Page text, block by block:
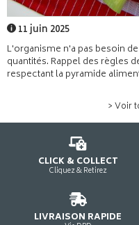
11 juin 2025
L'organisme n'a pas besoin
quantités. Rappel des règles
respectant la pyramide
> Voir
CLICK & COLLECT
Cliquez & Retirez
LIVRAISON RAPIDE